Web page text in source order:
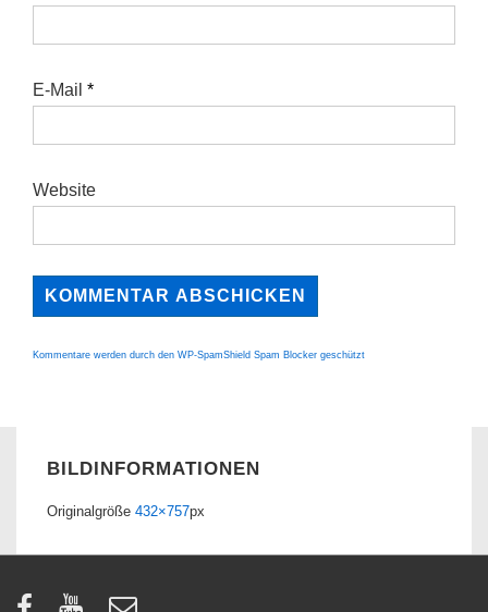
E-Mail *
Website
Kommentare werden durch den WP-SpamShield Spam Blocker geschützt
BILDINFORMATIONEN
Originalgröße 432×757px